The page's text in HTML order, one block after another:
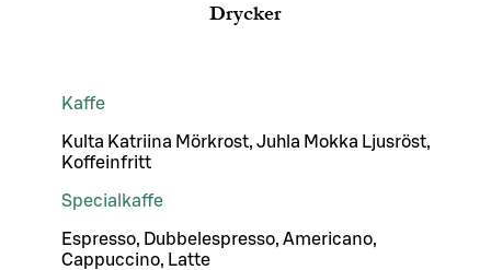
Drycker
Kaffe
Kulta Katriina Mörkrost, Juhla Mokka Ljusröst,
Koffeinfritt
Specialkaffe
Espresso, Dubbelespresso, Americano,
Cappuccino, Latte